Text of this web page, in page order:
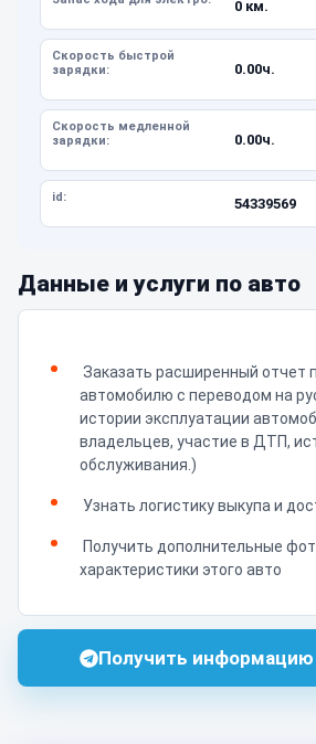
0 км.
Скорость быстрой
зарядки:
0.00ч.
Скорость медленной
зарядки:
0.00ч.
id: 54339569
Данные и услуги по авто
Заказать расширенный отчет
автомобилю с переводом на
истории эксплуатации
владельцев, участие в ДТП,
обслуживания.)
Узнать логистику выкупа и
Получить дополнительные
характеристики этого авто
Получить информацию